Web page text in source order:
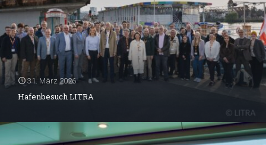
31. März 2026
Hafenbesuch LITRA